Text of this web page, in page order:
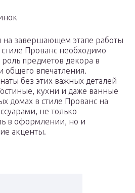
на завершающем этапе работы
Прованс необходимо
предметов декора в
общего впечатления.
без этих важных деталей
кухни и даже ванные
домах в стиле Прованс на
не только
в оформлении, но и
акценты.